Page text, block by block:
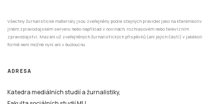
Všechny žurnalistické materiály jsou zveřejněny podle stejných pravidel jako na kterémkoliv
jiném zpravodajském serveru nebo například v novinách, rozhlasovém nebo televizním
zpravodajství. Mazání už zveřejněných žurnalistických příspěvků (ani jejich částí) v jakékoli
formě není možné nyní ani v budoucnu.
ADRESA
Katedra mediálních studií a žurnalistiky,